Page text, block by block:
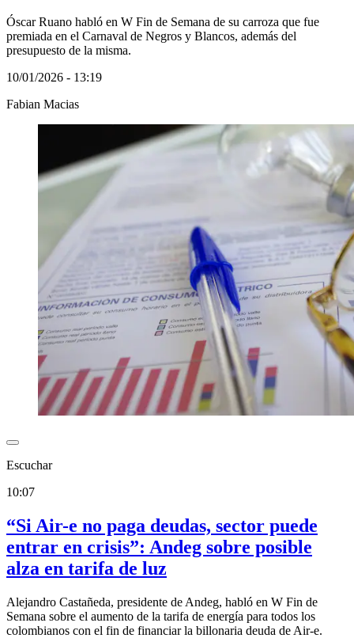
Óscar Ruano habló en W Fin de Semana de su carroza que fue
premiada en el Carnaval de Negros y Blancos, además del
presupuesto de la misma.
10/01/2026 - 13:19
Fabian Macias
Escuchar
10:07
“Si Air-e no paga deudas, sector puede
entrar en crisis”: Andeg sobre posible
alza en tarifa de luz
Alejandro Castañeda, presidente de Andeg, habló en W Fin de
Semana sobre el aumento de la tarifa de energía para todos los
colombianos con el fin de financiar la billonaria deuda de Air-e.